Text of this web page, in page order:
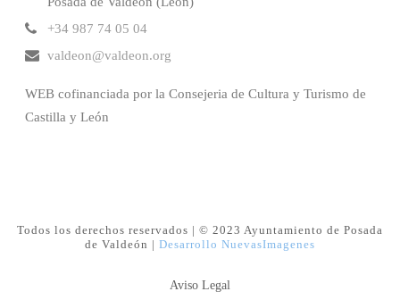
+34 987 74 05 04
valdeon@valdeon.org
WEB cofinanciada por la Consejeria de Cultura y Turismo de
Castilla y León
Todos los derechos reservados | © 2023 Ayuntamiento de Posada
de Valdeón | Desarrollo NuevasImagenes
Aviso Legal